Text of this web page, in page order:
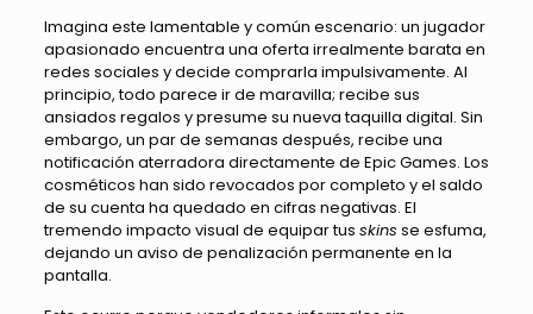
Imagina este lamentable y común escenario: un jugador
apasionado encuentra una oferta irrealmente barata en
redes sociales y decide comprarla impulsivamente. Al
principio, todo parece ir de maravilla; recibe sus
ansiados regalos y presume su nueva taquilla digital. Sin
embargo, un par de semanas después, recibe una
notificación aterradora directamente de Epic Games. Los
cosméticos han sido revocados por completo y el saldo
de su cuenta ha quedado en cifras negativas. El
tremendo impacto visual de equipar tus skins se esfuma,
dejando un aviso de penalización permanente en la
pantalla.